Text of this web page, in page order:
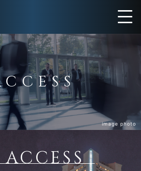
ロケーション
デザイン
設備仕様image photo